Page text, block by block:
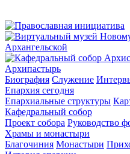
Архипастырь
Биография Служение
Епархия сегодня
Епархиальные структуры
Кафедральный собор
Проект собора Руководство
Храмы и монастыри
Благочиния Монастыри